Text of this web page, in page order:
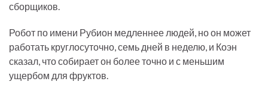
сборщиков.
Робот по имени Рубион медленнее людей, но он может
работать круглосуточно, семь дней в неделю, и Коэн
сказал, что собирает он более точно и с меньшим
ущербом для фруктов.